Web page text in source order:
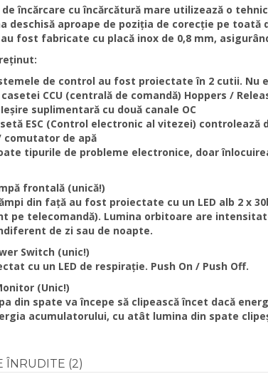
de încărcare cu încărcătură mare utilizează o
deschisă aproape de poziția de corecție pe toată
fost fabricate cu placă inox de 0,8 mm,
de control au fost proiectate în 2 cutii. Nu
CCU (centrală de comandă) Hoppers /
suplimentară cu două canale OC
ESC (Control electronic al vitezei)
de apă
tipurile de probleme electronice, doar
frontală (unică!)
din față au fost proiectate cu un LED alb 2 x
pe telecomandă). Lumina orbitoare are
de zi sau de noapte.
Switch (unic!)
cu un LED de respirație. Push On / Push Off.
(Unic!)
din spate va începe să clipească încet dacă
acumulatorului, cu atât lumina din spate
ÎNRUDITE (2)